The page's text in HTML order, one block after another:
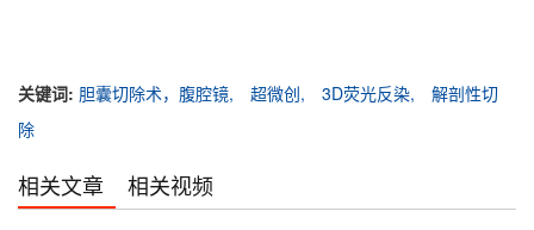
关键词: 胆囊切除术，腹腔镜, 超微创, 3D荧光反染,
解剖性切
除
相关文章 相关视频